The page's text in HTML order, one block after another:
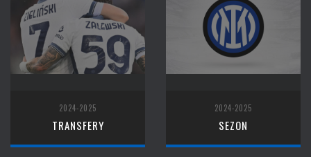
2024-2025
TRANSFERY
2024-2025
SEZON